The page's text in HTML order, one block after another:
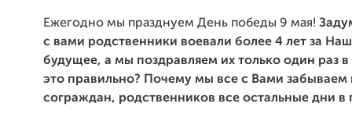
Ежегодно мы празднуем День победы 9 мая!
с вами родственники воевали более 4 лет за
будущее, а мы поздравляем их только один раз в
это правильно? Почему мы все с Вами забываем
сограждан, родственников все остальные дни в